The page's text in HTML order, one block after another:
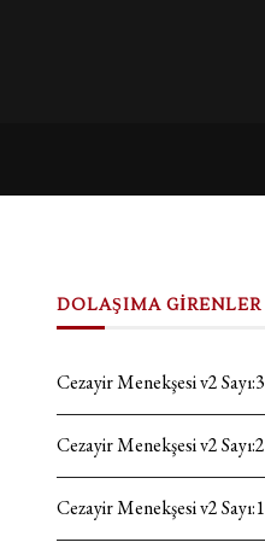
DOLAŞIMA GİRENLER
Cezayir Menekşesi v2 Sayı:3
Cezayir Menekşesi v2 Sayı:2
Cezayir Menekşesi v2 Sayı:1